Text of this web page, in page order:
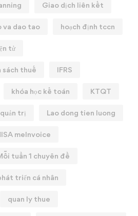
Giao dịch liên kết
va dao tao hoạch định tccn
tử
sách thuế IFRS
khóa học kế toán KTQT
trị Lao dong tien luong
meInvoice
tuần 1 chuyên đề
triển cá nhân
quan ly thue